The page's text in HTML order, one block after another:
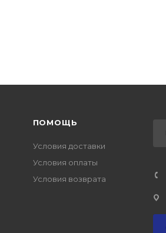
ПОМОЩЬ
Условия доставки
Условия оплаты
Условия возврата